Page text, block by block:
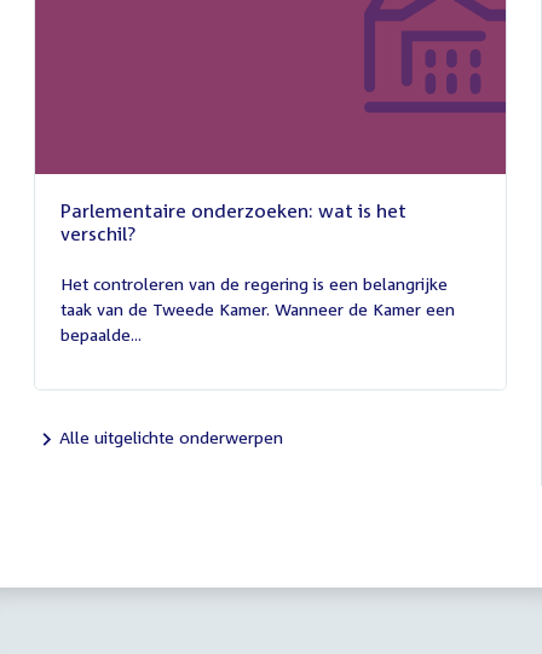
Parlementaire onderzoeken: wat is het
verschil?
juli
2026
Het controleren van de regering is een belangrijke
taak van de Tweede Kamer. Wanneer de Kamer een
bepaalde...
Alle uitgelichte onderwerpen